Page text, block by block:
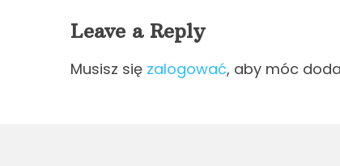
Leave a Reply
Musisz się zalogować, aby móc